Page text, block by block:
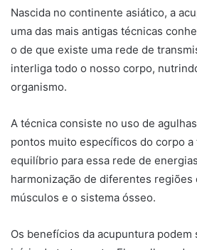
Nascida no continente asiático, a
uma das mais antigas técnicas
o de que existe uma rede de
interliga todo o nosso corpo,
organismo.
A técnica consiste no uso de
pontos muito específicos do corpo
equilíbrio para essa rede de
harmonização de diferentes regiões
músculos e o sistema ósseo.
Os benefícios da acupuntura